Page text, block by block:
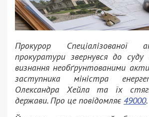
Прокурор Спеціалізованої
прокуратури звернувся до
визнання необґрунтованими
заступника міністра
Олександра Хейла та їх
держави. Про це повідомляє 49000.